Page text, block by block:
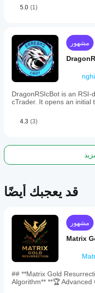
volatile
conditions.
Recommended
for
accounts
starting
with
optimal
at
$50,000
low
(under
2
and
continuous
operation,
ideally
on
a
VPS.
bot
emphasizes
5.0 (1)
مشهور
DragonRSIcBot is an
cTrader. It opens an initial
4.3 (3)
قد يعجبك أيضًا
مشهور
Matrix
## **Matrix Gold
Algorithm** **🏆 Advanced